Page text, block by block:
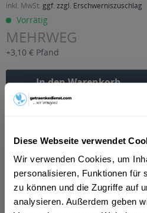
Diese Webseite verwendet
Wir verwenden Cookies, um
personalisieren, Funktionen für
zu können und die Zugriffe auf
analysieren. Außerdem geben
inkl. MwSt. ggf. zzgl. Erschwerniszuschlag
Vorrätig
MEHRWEG
+3,10 € Pfand
In denWarenkorb
mehr
"Bischoff Alkoholfrei 20